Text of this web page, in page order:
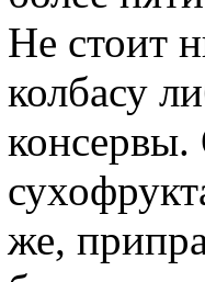
Не стоит
колбасу
же,